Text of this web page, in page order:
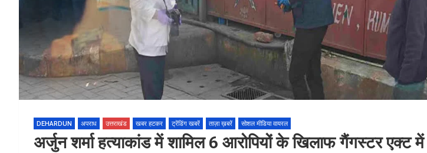
DEHARDUN अपराध उत्तराखंड खबर हटकर ट्रेंडिंग खबरें ताज़ा ख़बरें सोशल मीडिया वायरल
अर्जुन शर्मा हत्याकांड में शामिल 6 आरोपियों के खिलाफ गैंगस्टर एक्ट